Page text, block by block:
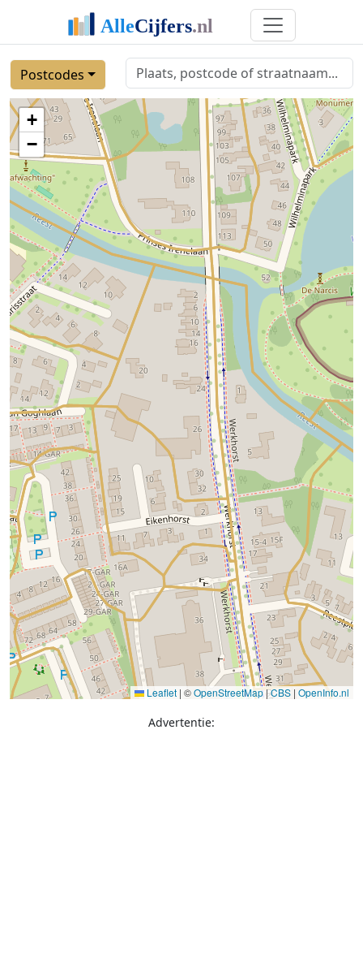
Postcodes
+
−
Leaflet | ©OpenStreetMap|CBS | OpenInfo.nl
Advertentie: